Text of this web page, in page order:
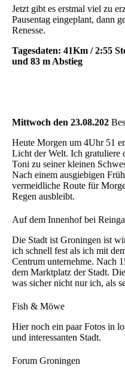
Jetzt gibt es erstmal viel zu
Pausentag eingeplant, dann
Renesse.
Tagesdaten: 41Km / 2:55
und 83 m Abstieg
Mittwoch den 23.08.202
Heute Morgen um 4Uhr 51
Licht der Welt. Ich gratuliere
Toni zu seiner kleinen
Nach einem ausgiebigen
vermeidliche Route für
Regen ausbleibt.
Auf dem Innenhof bei
Die Stadt ist Groningen ist
ich schnell fest als ich mit
Centrum unternehme. Nach
dem Marktplatz der Stadt.
was sicher nicht nur ich, als
Fish & Möwe
Hier noch ein paar Fotos in
und interessanten Stadt.
Forum Groningen